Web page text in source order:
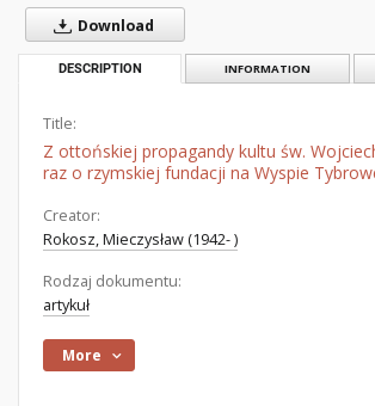
Download
DESCRIPTION INFORMATION
Title:
Z ottońskiej propagandy kultu św.
raz o rzymskiej fundacji na Wyspie
Creator:
Rokosz, Mieczysław (1942- )
Rodzaj dokumentu:
artykuł
More